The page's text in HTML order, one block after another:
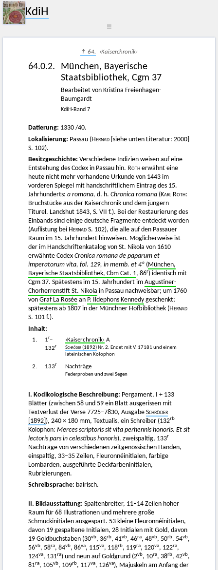
KdiH
☰
↑ 64. ›Kaiserchronik‹
64.0.2.
München, Bayerische
Staatsbibliothek, Cgm 37
Bearbeitet von Kristina Freienhagen-
Baumgardt
KdiH-Band 7
Datierung: 1330 /40.
Lokalisierung: Passau (Hernad [siehe unten Literatur: 2000]
S. 102).
Besitzgeschichte: Verschiedene Indizien weisen auf eine
Entstehung des Codex in Passau hin. Roth erwähnt eine
heute nicht mehr vorhandene Urkunde von 1443 im
vorderen Spiegel mit handschriftlichem Eintrag des 15.
Jahrhunderts: a romana, d. h. Chronica romana (Karl Roth:
Bruchstücke aus der Kaiserchronik und dem jüngern
Titurel. Landshut 1843, S. VII f.). Bei der Restaurierung des
Einbands sind einige deutsche Fragmente entdeckt worden
(Auflistung bei Hernad S. 102), die alle auf den Passauer
Raum im 15. Jahrhundert hinweisen. Möglicherweise ist
der im Handschriftenkatalog von St. Nikola von 1610
erwähnte Codex Cronica romana de paparum et
imperatorum vita, fol. 129, in memb. et 4º (München,
Bayerische Staatsbibliothek, Cbm Cat. 1, 86r) identisch mit
Cgm 37. Spätestens im 15. Jahrhundert im Augustiner-
Chorherrenstift St. Nikola in Passau nachweisbar; um 1760
von Graf La Rosée an P. Ildephons Kennedy geschenkt;
spätestens ab 1807 in der Münchner Hofbibliothek (Hernad
S. 101 f.).
Inhalt:
1. 1r–
132r
›Kaiserchronik‹ A
Schröder(1892) Nr. 2. Endet mit V. 17181 und einem
lateinischen Kolophon
2. 133r Nachträge
Federproben und zwei Segen
I. Kodikologische Beschreibung: Pergament, I + 133
Blätter (zwischen 58 und 59 ein Blatt ausgerissen mit
Textverlust der Verse 7725–7830, Ausgabe Schröder
[1892] ), 240 × 180 mm, Textualis, ein Schreiber (132rb
Kolophon: Merces scriptoris sit vita perhennis honoris. Et sit
lectoris pars in celestibus honoris), zweispaltig, 133r
Nachträge von verschiedenen zeitgenössischen Händen,
einspaltig, 33–35 Zeilen, Fleuronnéinitialen, farbige
Lombarden, ausgeführte Deckfarbeninitialen,
Rubrizierungen.
Schreibsprache: bairisch.
II. Bildausstattung: Spaltenbreiter, 11–14 Zeilen hoher
Raum für 68 Illustrationen und mehrere große
Schmuckinitialen ausgespart. 53 kleine Fleuronnéinitialen,
davon 19 gespaltene Initialen, 28 Initialen mit Gold, davon
19 Goldbuchstaben (30vb, 36rb, 41vb, 46ra, 48vb, 50rb, 54vb,
56vb, 58ra, 84vb, 86va, 115va, 118rb, 119ra, 120va, 122ra,
124va, 131ra) und neun auf Goldgrund (2vb, 10ra, 38rb, 42vb,
81ra, 105vb, 109rb, 117va, 126va), Majuskeln am Anfang der